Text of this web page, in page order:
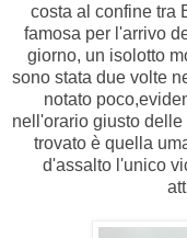
costa al confine tra
famosa per l'arrivo
giorno, un isolotto
sono stata due volte
notato
nell'orario giusto
trovato è quella
d'assalto l'unico